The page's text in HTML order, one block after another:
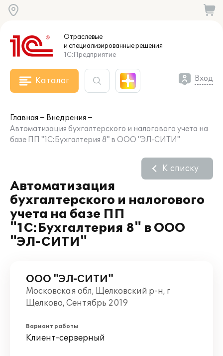
Отраслевые
и специализированныерешения
1С:Предприятие
Каталог Вход
Главная
Внедрения
Автоматизация бухгалтерского и налогового учета на
базе ПП "1C:Бухгалтерия 8" в ООО "ЭЛ-СИТИ"
Автоматизация
бухгалтерского и налогового
учета на базе ПП
"1C:Бухгалтерия 8" в ООО
"ЭЛ-СИТИ"
К списку
ООО "ЭЛ-СИТИ"
Московская обл, Щелковский р-н, г
Щелково, Сентябрь 2019
Вариант работы
Клиент-серверный